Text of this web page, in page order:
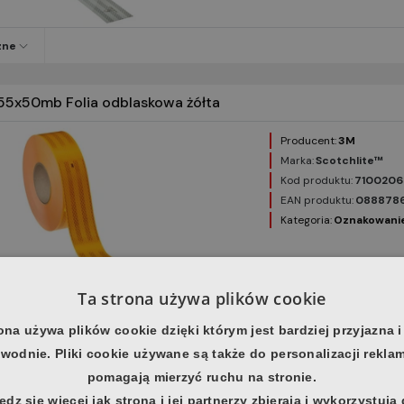
Folia odblaskowa żółta
Producent:3M
Marka:Scotchlite™
Kod produktu:
EAN produktu:
Kategoria:
Tasma odblaskowaa do tymczasowego poziomego
Producent:3M
Ta strona używa plików cookie
używa plików cookie dzięki którym jest bardziej przyjazna i
Pliki cookie używane są także do personalizacji
pomagają mierzyć ruchu na stronie.
się więcej jak strona i jej partnerzy zbierają i wykorzystują